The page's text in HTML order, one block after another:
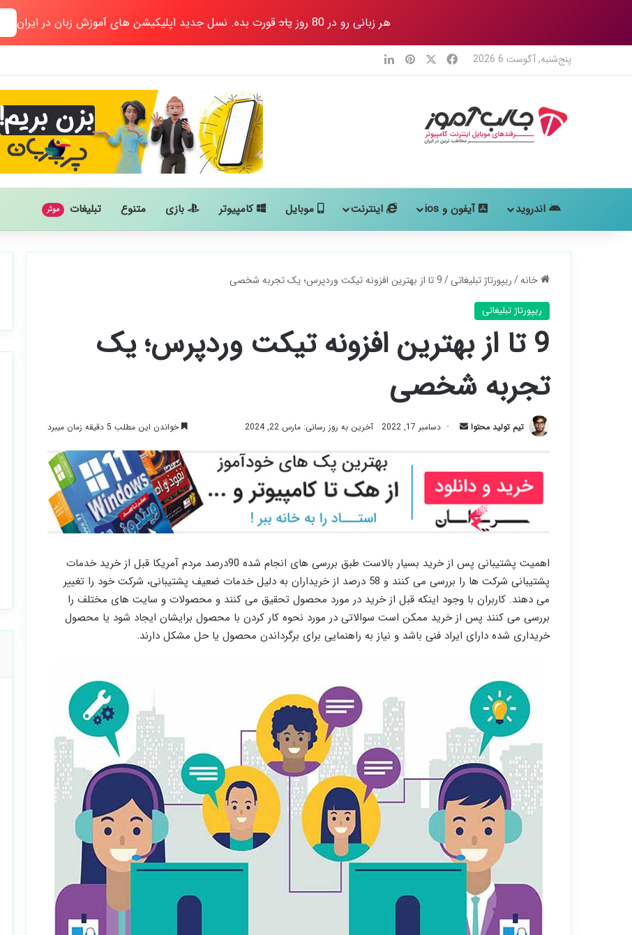
هر زبانی رو در 80 روز یادقورت بده. نسل جدید اپلیکیشن های آموزش زبان در ایران
پنج‌شنبه, آگوست 6 2026 فیس بوک‫پین‌ترست
لینکدین
اندروید آیفون و ios اینترنت موبایل کامپیوتر بازی متنوع تبلیغات موثر
خانه/ریپورتاژ تبلیغاتی/9 تا از بهترین افزونه تیکت وردپرس؛ یک تجربه شخصی
ریپورتاژ تبلیغاتی
9 تا از بهترین افزونه تیکت وردپرس؛ یک
تجربه شخصی
تیم تولید محتوا
ارسال دسامبر 17, 2022 آخرین به روز رسانی: مارس 22, 2024 خواندن این مطلب 5 دقیقه زمان میبرد
اهمیت پشتیبانی پس از خرید بسیار بالاست طبق بررسی های انجام شده 90درصد مردم آمریکا قبل از خرید خدمات
پشتیبانی شرکت ها را بررسی می کنند و 58 درصد از خریداران به دلیل خدمات ضعیف پشتیبانی، شرکت خود را تغییر
می دهند. کاربران با وجود اینکه قبل از خرید در مورد محصول تحقیق می کنند و محصولات و سایت های مختلف را
بررسی می کنند پس از خرید ممکن است سوالاتی در مورد نحوه کار کردن با محصول برایشان ایجاد شود یا محصول
خریداری شده دارای ایراد فنی باشد و نیاز به راهنمایی برای برگرداندن محصول یا حل مشکل دارند.